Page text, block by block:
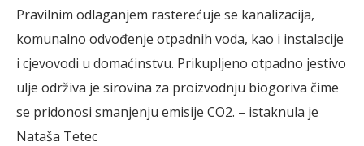
Pravilnim odlaganjem rasterećuje se kanalizacija,
komunalno odvođenje otpadnih voda, kao i instalacije
i cjevovodi u domaćinstvu. Prikupljeno otpadno jestivo
ulje održiva je sirovina za proizvodnju biogoriva čime
se pridonosi smanjenju emisije CO2. – istaknula je
Nataša Tetec